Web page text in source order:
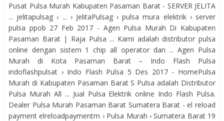
Pusat Pulsa Murah Kabupaten Pasaman Barat - SERVER JELITA
... jelitapulsag › ... › JelitaPulsag › pulsa mura elektrik › server
pulsa ppob 27 Feb 2017 - Agen Pulsa Murah Di Kabupaten
Pasaman Barat | Raja Pulsa ... Kami adalah distributor pulsa
online dengan sistem 1 chip all operator dan ... Agen Pulsa
Murah di Kota Pasaman Barat – Indo Flash Pulsa
indoflashpulsat › Indo Flash Pulsa 5 Des 2017 - HomePulsa
Murah di Kabupaten Pasaman Barat S Pulsa adalah Distributor
Pulsa Murah All ... Jual Pulsa Elektrik online Indo Flash Pulsa.
Dealer Pulsa Murah Pasaman Barat Sumatera Barat - el reload
payment elreloadpaymentm › Pulsa Murah › Sumatera Barat 19